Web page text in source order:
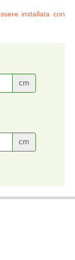
installata con
cm
cm